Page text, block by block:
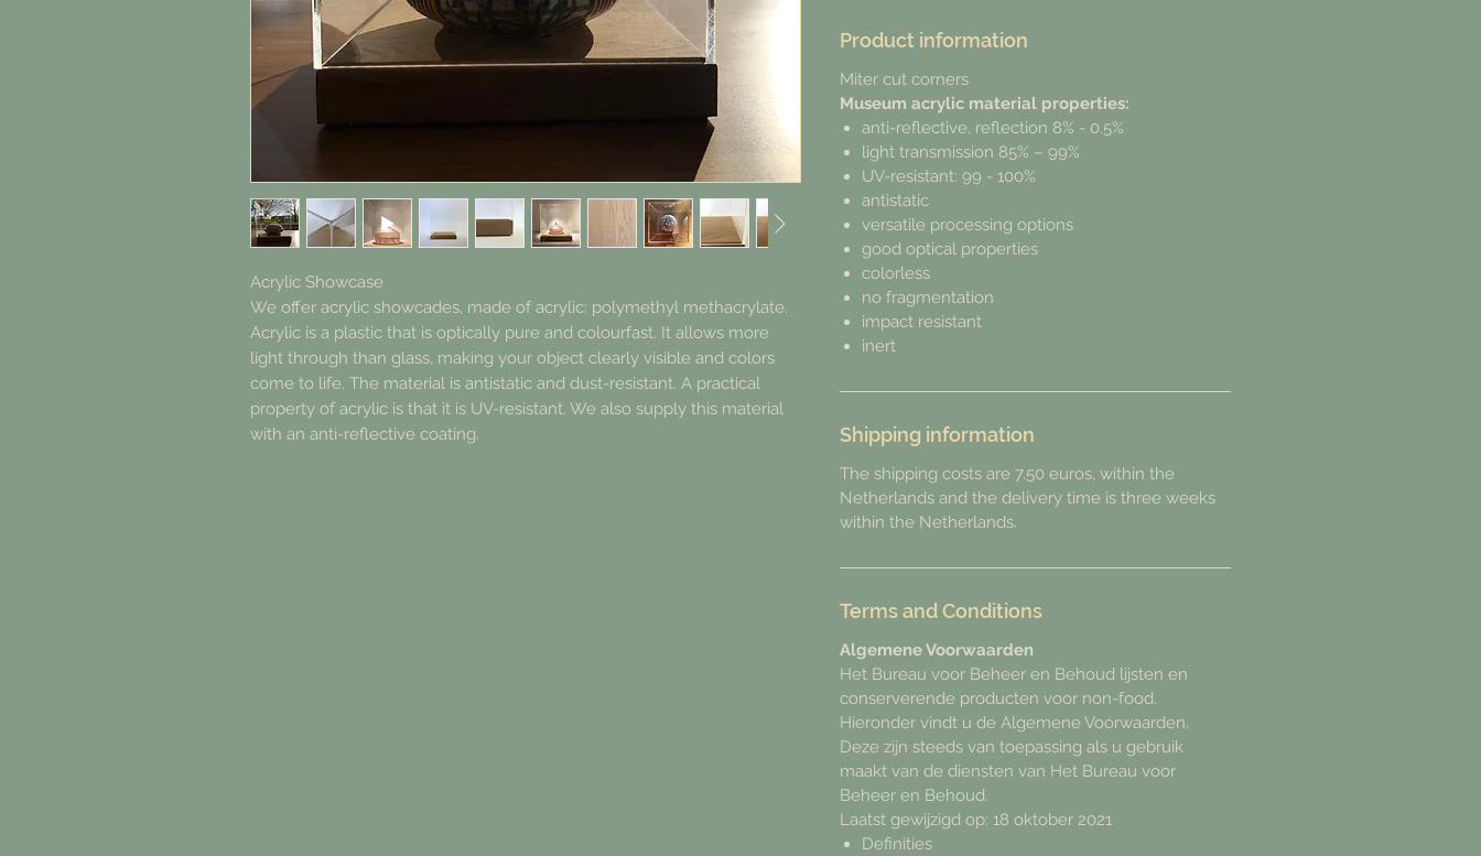
Acrylic Showcase
We offer acrylic showcades, made of acrylic: polymethyl methacrylate.
Acrylic is a plastic that is optically pure and colourfast. It allows more
light through than glass, making your object clearly visible and colors
come to life. The material is antistatic and dust-resistant. A practical
property of acrylic is that it is UV-resistant. We also supply this material
with an anti-reflective coating.
Product information
Miter cut corners
Museum acrylic material properties:
anti-reflective, reflection 8% - 0.5%
light transmission 85% – 99%
UV-resistant: 99 - 100%
antistatic
versatile processing options
good optical properties
colorless
no fragmentation
impact resistant
inert
Shipping information
The shipping costs are 7.50 euros, within the
Netherlands and the delivery time is three weeks
within the Netherlands.
Terms and Conditions
Algemene Voorwaarden
Het Bureau voor Beheer en Behoud lijsten en
conserverende producten voor non-food.
Hieronder vindt u de Algemene Voorwaarden.
Deze zijn steeds van toepassing als u gebruik
maakt van de diensten van Het Bureau voor
Beheer en Behoud.
Laatst gewijzigd op: 18 oktober 2021
Definities